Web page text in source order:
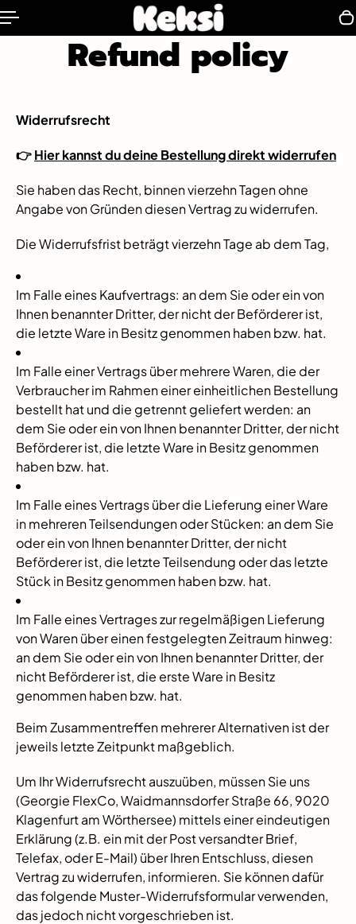
CONTENT
Refund policy
Widerrufsrecht
👉Hier kannst du deine Bestellung direkt widerrufen
Sie haben das Recht, binnen vierzehn Tagen ohne
Angabe von Gründen diesen Vertrag zu widerrufen.
Die Widerrufsfrist beträgt vierzehn Tage ab dem Tag,
Im Falle eines Kaufvertrags: an dem Sie oder ein von
Ihnen benannter Dritter, der nicht der Beförderer ist,
die letzte Ware in Besitz genommen haben bzw. hat.
Im Falle einer Vertrags über mehrere Waren, die der
Verbraucher im Rahmen einer einheitlichen Bestellung
bestellt hat und die getrennt geliefert werden: an
dem Sie oder ein von Ihnen benannter Dritter, der nicht
Beförderer ist, die letzte Ware in Besitz genommen
haben bzw. hat.
Im Falle eines Vertrags über die Lieferung einer Ware
in mehreren Teilsendungen oder Stücken: an dem Sie
oder ein von Ihnen benannter Dritter, der nicht
Beförderer ist, die letzte Teilsendung oder das letzte
Stück in Besitz genommen haben bzw. hat.
Im Falle eines Vertrages zur regelmäßigen Lieferung
von Waren über einen festgelegten Zeitraum hinweg:
an dem Sie oder ein von Ihnen benannter Dritter, der
nicht Beförderer ist, die erste Ware in Besitz
genommen haben bzw. hat.
Beim Zusammentreffen mehrerer Alternativen ist der
jeweils letzte Zeitpunkt maßgeblich.
Um Ihr Widerrufsrecht auszuüben, müssen Sie uns
(Georgie FlexCo, Waidmannsdorfer Straße 66, 9020
Klagenfurt am Wörthersee) mittels einer eindeutigen
Erklärung (z.B. ein mit der Post versandter Brief,
Telefax, oder E-Mail) über Ihren Entschluss, diesen
Vertrag zu widerrufen, informieren. Sie können dafür
das folgende Muster-Widerrufsformular verwenden,
das jedoch nicht vorgeschrieben ist.